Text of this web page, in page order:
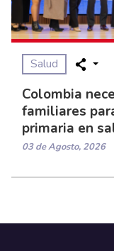
Salud
Colombia
familiares
primaria en
03 de Agosto, 2026